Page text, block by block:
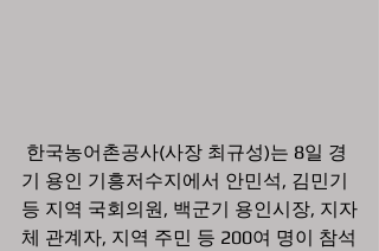
기 용인 기흥저수지에서 안민석, 김민기
등 지역 국회의원, 백군기 용인시장, 지자
체 관계자, 지역 주민 등 200여 명이 참석